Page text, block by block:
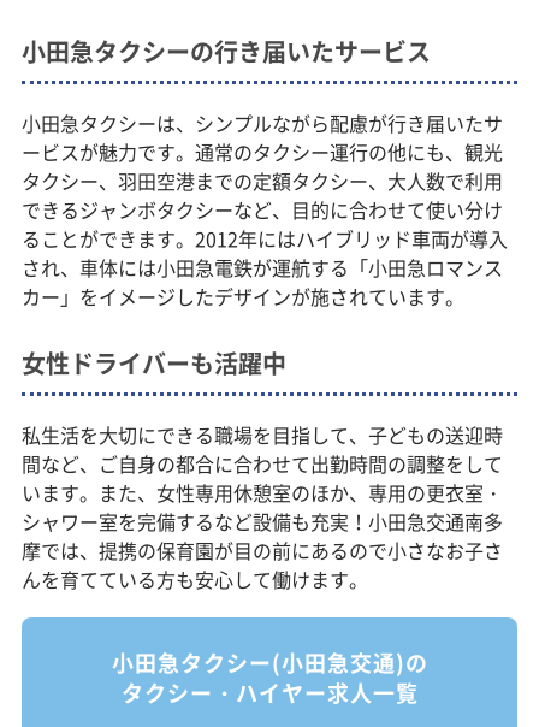
小田急タクシーの行き届いたサービス
小田急タクシーは、シンプルながら配慮が行き届いたサ
ービスが魅力です。通常のタクシー運行の他にも、観光
タクシー、羽田空港までの定額タクシー、大人数で利用
できるジャンボタクシーなど、目的に合わせて使い分け
ることができます。2012年にはハイブリッド車両が導入
され、車体には小田急電鉄が運航する「小田急ロマンス
カー」をイメージしたデザインが施されています。
女性ドライバーも活躍中
私生活を大切にできる職場を目指して、子どもの送迎時
間など、ご自身の都合に合わせて出勤時間の調整をして
います。また、女性専用休憩室のほか、専用の更衣室・
シャワー室を完備するなど設備も充実！小田急交通南多
摩では、提携の保育園が目の前にあるので小さなお子さ
んを育てている方も安心して働けます。
小田急タクシー(小田急交通)の
タクシー・ハイヤー求人一覧